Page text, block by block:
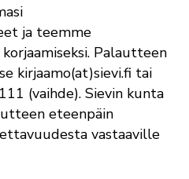
ja teemme
Palautteen
kirjaamo(at)sievi.fi tai
(vaihde). Sievin kunta
eteenpäin
vastaaville